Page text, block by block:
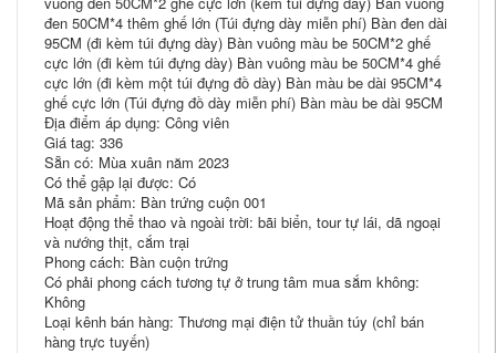
đen 50CM*4 thêm ghế lớn (Túi đựng dày miễn phí) Bàn đen dài
95CM (đi kèm túi đựng dày) Bàn vuông màu be 50CM*2 ghế
cực lớn (đi kèm túi đựng dày) Bàn vuông màu be 50CM*4 ghế
cực lớn (đi kèm một túi đựng đồ dày) Bàn màu be dài 95CM*4
ghế cực lớn (Túi đựng đồ dày miễn phí) Bàn màu be dài 95CM
Địa điểm áp dụng: Công viên
Giá tag: 336
Sẵn có: Mùa xuân năm 2023
Có thể gập lại được: Có
Mã sản phẩm: Bàn trứng cuộn 001
Hoạt động thể thao và ngoài trời: bãi biển, tour tự lái, dã ngoại
và nướng thịt, cắm trại
Phong cách: Bàn cuộn trứng
Có phải phong cách tương tự ở trung tâm mua sắm không:
Không
Loại kênh bán hàng: Thương mại điện tử thuần túy (chỉ bán
hàng trực tuyến)